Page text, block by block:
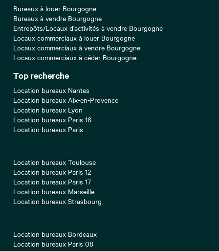
Bureaux à louer Bourgogne
Bureaux à vendre Bourgogne
Entrepôts/Locaux d'activités à vendre Bourgogne
Locaux commerciaux à louer Bourgogne
Locaux commerciaux à vendre Bourgogne
Locaux commerciaux à céder Bourgogne
Top recherche
Location bureaux Nantes
Location bureaux Aix-en-Provence
Location bureaux Lyon
Location bureaux Paris 16
Location bureaux Paris
Location bureaux Toulouse
Location bureaux Paris 12
Location bureaux Paris 17
Location bureaux Marseille
Location bureaux Strasbourg
Location bureaux Bordeaux
Location bureaux Paris 08